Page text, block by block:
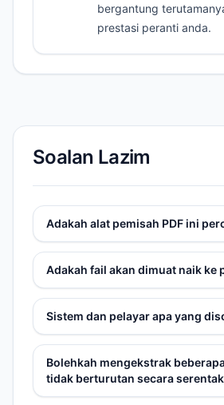
bergantung
prestasi peranti anda.
Soalan Lazim
Adakah alat pemisah PDF ini
Adakah fail akan dimuat naik ke
Sistem dan pelayar apa yang
Bolehkah mengekstrak
tidak berturutan secara